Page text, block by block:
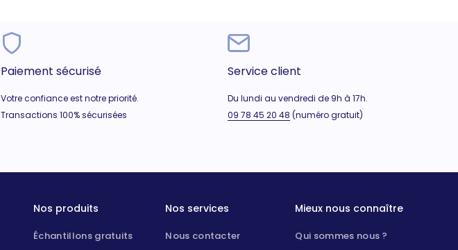
Paiement sécurisé
Votre confiance est notre priorité.
Transactions 100% sécurisées
Service client
Du lundi au vendredi de 9h à 17h.
09 78 45 20 48 (numéro gratuit)
Nos produits
Échantillons gratuits
Nos services
Nous contacter
Mieux nous connaître
Qui sommes nous ?